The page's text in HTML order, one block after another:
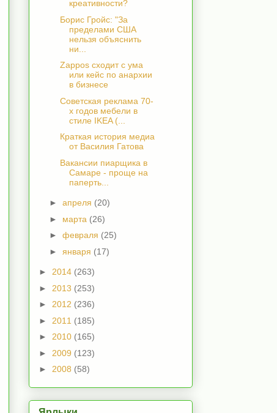
креативности?
Борис Гройс: "За
пределами США
нельзя объяснить
ни...
Zappos сходит с ума
или кейс по анархии
в бизнесе
Советская реклама 70-
х годов мебели в
стиле IKEA (...
Краткая история медиа
от Василия Гатова
Вакансии пиарщика в
Самаре - проще на
паперть...
► апреля (20)
► марта (26)
► февраля (25)
► января (17)
► 2014 (263)
► 2013 (253)
► 2012 (236)
► 2011 (185)
► 2010 (165)
► 2009 (123)
► 2008 (58)